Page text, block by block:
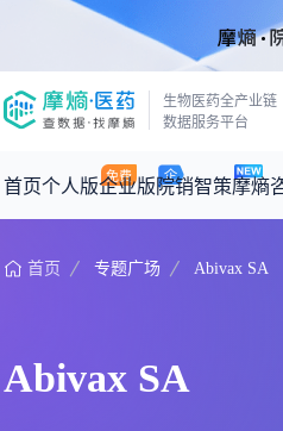
生物医药全产业链
数据服务平台
首页个人版企业版院销智策摩熵
咨询服务
产品立项评估及管线规划
摩熵原创
数据中心
基于市场数据，为您提供全面的市场
首页 专题广场 Abivax SA
Abivax SA